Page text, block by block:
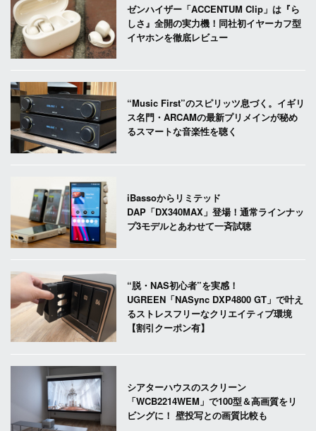
ゼンハイザー「ACCENTUM Clip」は『ら
しさ』全開の実力機！同社初イヤーカフ型
イヤホンを徹底レビュー
“Music First”のスピリッツ息づく。イギリ
ス名門・ARCAMの最新プリメインが秘め
るスマートな音楽性を聴く
iBassoからリミテッド
DAP「DX340MAX」登場！通常ラインナッ
プ3モデルとあわせて一斉試聴
“脱・NAS初心者”を実感！
UGREEN「NASync DXP4800 GT」で叶え
るストレスフリーなクリエイティブ環境
【割引クーポン有】
シアターハウスのスクリーン
「WCB2214WEM」で100型＆高画質をリ
ビングに！ 壁投写との画質比較も